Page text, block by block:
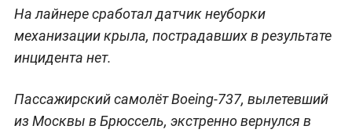
На лайнере сработал датчик неуборки
механизации крыла, пострадавших в результате
инцидента нет.
Пассажирский самолёт Boeing-737, вылетевший
из Москвы в Брюссель, экстренно вернулся в